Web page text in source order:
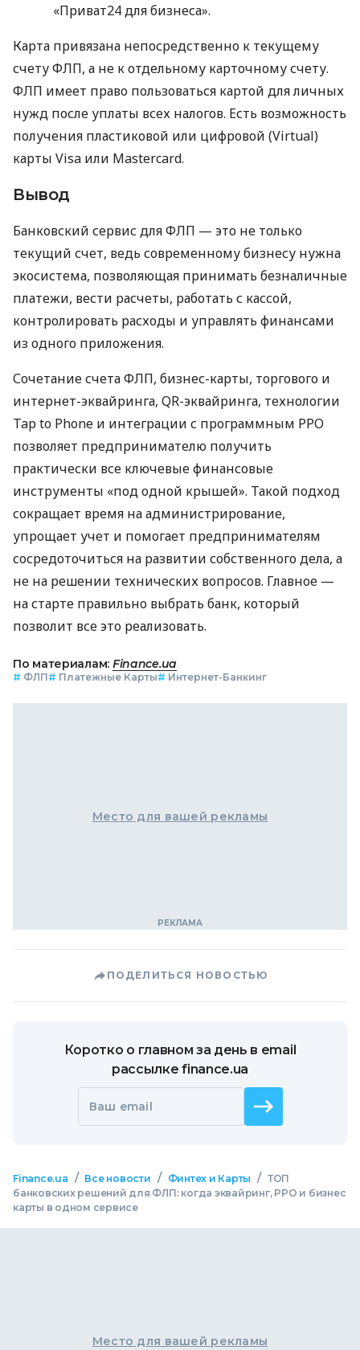
«Приват24 для бизнеса».
Карта привязана непосредственно к текущему
счету ФЛП, а не к отдельному карточному счету.
ФЛП имеет право пользоваться картой для личных
нужд после уплаты всех налогов. Есть возможность
получения пластиковой или цифровой (Virtual)
карты Visa или Mastercard.
Вывод
Банковский сервис для ФЛП — это не только
текущий счет, ведь современному бизнесу нужна
экосистема, позволяющая принимать безналичные
платежи, вести расчеты, работать с кассой,
контролировать расходы и управлять финансами
из одного приложения.
Сочетание счета ФЛП, бизнес-карты, торгового и
интернет-эквайринга, QR-эквайринга, технологии
Tap to Phone и интеграции с программным РРО
позволяет предпринимателю получить
практически все ключевые финансовые
инструменты «под одной крышей». Такой подход
сокращает время на администрирование,
упрощает учет и помогает предпринимателям
сосредоточиться на развитии собственного дела, а
не на решении технических вопросов. Главное —
на старте правильно выбрать банк, который
позволит все это реализовать.
По материалам: Finance.ua
# ФЛП# Платежные Карты# Интернет-Банкинг
Место для вашей рекламы
ПОДЕЛИТЬСЯ НОВОСТЬЮ
Коротко о главном за день в email
рассылке finance.ua
Ваш email
Finance.ua / Все новости / Финтех и Карты / ТОП
банковских решений для ФЛП: когда эквайринг, РРО и бизнес
карты в одном сервисе
Место для вашей рекламы